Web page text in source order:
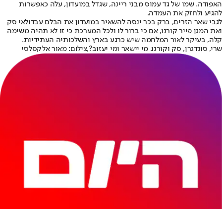
האפודה. שמו של גד עמוס מבני ריינה, שגדל במועדון, עלה כאפשרות
להגיע ולחזק את העמדה.
לגבי שאר הזרים, ברק בכר ינסה להשאיר במועדון את הבלם עבדולאי סק
ואת המגן פייר קורנו, אם כי ברור לו ולכל המערכת כי זו לא תהיה משימה
קלה, בעיקר לאור המלחמה שיש כרגע בארץ והשלכותיה העתידיות.
שרי, סונדגרן, סק וקורנו. מי יישאר ומי יעזוב?,צילום: מאור אלקסלסי